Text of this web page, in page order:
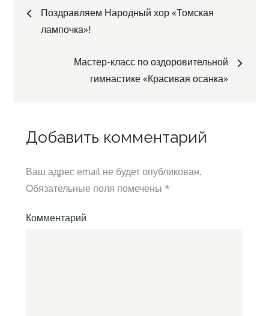
Навигация
записям
Поздравляем Народный хор «Томская
лампочка»!
Мастер-класс по оздоровительной
гимнастике «Красивая осанка»
Добавить комментарий
Ваш адрес email не будет опубликован.
Обязательные поля помечены *
Комментарий